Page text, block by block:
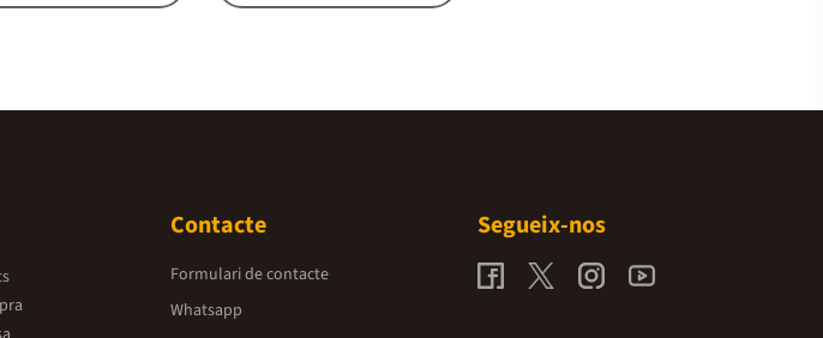
Contacte
Formulari de contacte
Whatsapp
Segueix-nos